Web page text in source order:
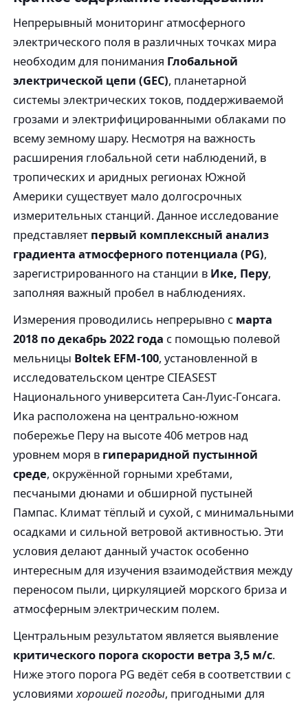
Непрерывный мониторинг атмосферного
электрического поля в различных точках мира
необходим для понимания Глобальной
электрической цепи (GEC), планетарной
системы электрических токов, поддерживаемой
грозами и электрифицированными облаками по
всему земному шару. Несмотря на важность
расширения глобальной сети наблюдений, в
тропических и аридных регионах Южной
Америки существует мало долгосрочных
измерительных станций. Данное исследование
представляет первый комплексный анализ
градиента атмосферного потенциала (PG),
зарегистрированного на станции в Ике, Перу,
заполняя важный пробел в наблюдениях.
Измерения проводились непрерывно с марта
2018 по декабрь 2022 года с помощью полевой
мельницы Boltek EFM-100, установленной в
исследовательском центре CIEASEST
Национального университета Сан-Луис-Гонсага.
Ика расположена на центрально-южном
побережье Перу на высоте 406 метров над
уровнем моря в гипераридной пустынной
среде, окружённой горными хребтами,
песчаными дюнами и обширной пустыней
Пампас. Климат тёплый и сухой, с минимальными
осадками и сильной ветровой активностью. Эти
условия делают данный участок особенно
интересным для изучения взаимодействия между
переносом пыли, циркуляцией морского бриза и
атмосферным электрическим полем.
Центральным результатом является выявление
критического порога скорости ветра 3,5 м/с.
Ниже этого порога PG ведёт себя в соответствии с
условиямихорошей погоды, пригодными для